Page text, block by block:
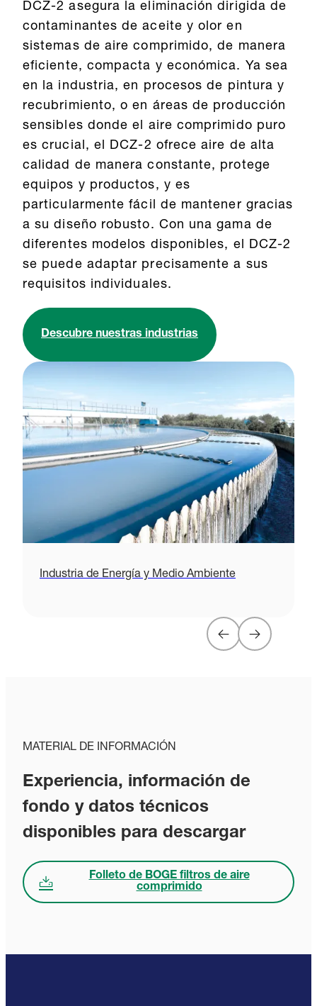
DCZ-2 asegura la eliminación dirigida de
contaminantes de aceite y olor en
sistemas de aire comprimido, de manera
eficiente, compacta y económica. Ya sea
en la industria, en procesos de pintura y
recubrimiento, o en áreas de producción
sensibles donde el aire comprimido puro
es crucial, el DCZ-2 ofrece aire de alta
calidad de manera constante, protege
equipos y productos, y es
particularmente fácil de mantener gracias
a su diseño robusto. Con una gama de
diferentes modelos disponibles, el DCZ-2
se puede adaptar precisamente a sus
requisitos individuales.
Descubre nuestras industrias
Industria de Energía y Medio Ambiente
MATERIAL DE INFORMACIÓN
Experiencia, información de
fondo y datos técnicos
disponibles para descargar
Folleto de BOGE filtros de aire
comprimido